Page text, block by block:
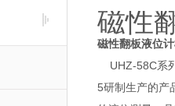
磁性
磁性翻板液位计
UHZ-58C系
5研制生产的产